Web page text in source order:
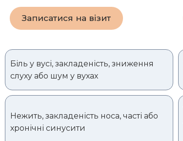
Записатися на візит
Біль у вусі, закладеність, зниження
слуху або шум у вухах
Нежить, закладеність носа, часті або
хронічні синусити